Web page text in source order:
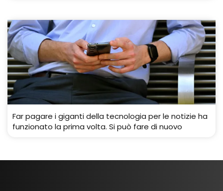
Far pagare i giganti della tecnologia per le notizie ha
funzionato la prima volta. Si può fare di nuovo